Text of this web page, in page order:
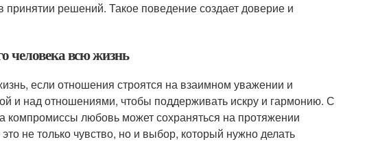
решений. Такое поведение создает доверие и
человека всю жизнь
если отношения строятся на взаимном уважении и
и над отношениями, чтобы поддерживать искру и гармонию. С
компромиссы любовь может сохраняться на протяжении
не только чувство, но и выбор, который нужно делать